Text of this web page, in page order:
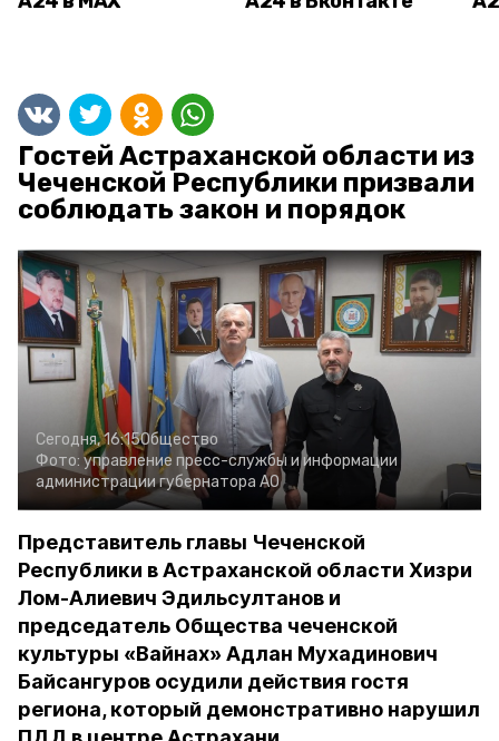
Гостей Астраханской области из
Чеченской Республики призвали
соблюдать закон и порядок
Сегодня, 16:15Общество
Фото: управление пресс-службы и информации
администрации губернатора АО
Представитель главы Чеченской
Республики в Астраханской области Хизри
Лом-Алиевич Эдильсултанов и
председатель Общества чеченской
культуры «Вайнах» Адлан Мухадинович
Байсангуров осудили действия гостя
региона, который демонстративно нарушил